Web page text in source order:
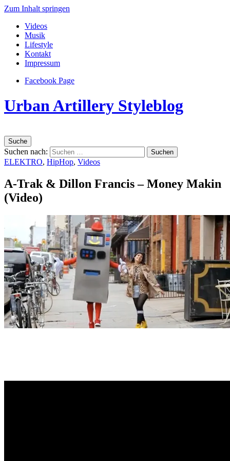
Zum Inhalt springen
Videos
Musik
Lifestyle
Kontakt
Impressum
Facebook Page
Urban Artillery Styleblog
Suche
Suchen nach:
ELEKTRO, HipHop, Videos
A-Trak & Dillon Francis – Money Makin
(Video)